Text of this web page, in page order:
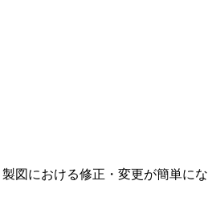
図における修正・変更が簡単にな